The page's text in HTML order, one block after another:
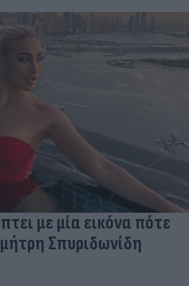
με μία εικόνα πότε
Σπυριδωνίδη